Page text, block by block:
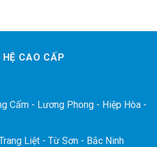
CAO CẤP
Cấm - Lương Phong - Hiệp Hòa -
Liệt - Từ Sơn - Bắc Ninh